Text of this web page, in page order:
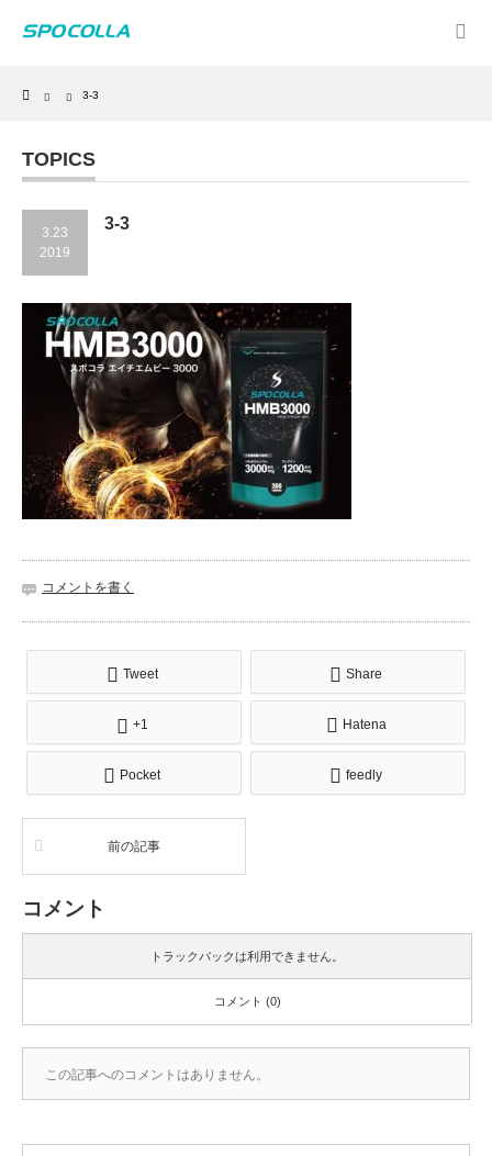
Home
3-3
TOPICS
3.23
2019
3-3
コメントを書く
Tweet Share
+1 Hatena
Pocket feedly
前の記事
コメント
トラックバックは利用できません。
コメント (0)
この記事へのコメントはありません。